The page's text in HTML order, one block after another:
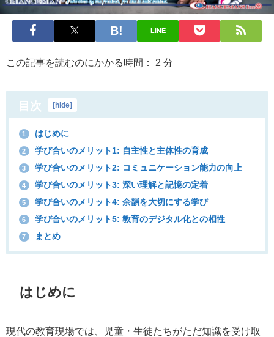
LINE
この記事を読むのにかかる時間： 2 分
目次 [hide]
1 はじめに
2 学び合いのメリット1: 自主性と主体性の育成
3 学び合いのメリット2: コミュニケーション能力の向上
4 学び合いのメリット3: 深い理解と記憶の定着
5 学び合いのメリット4: 余韻を大切にする学び
6 学び合いのメリット5: 教育のデジタル化との相性
7 まとめ
はじめに
現代の教育現場では、児童・生徒たちがただ知識を受け取